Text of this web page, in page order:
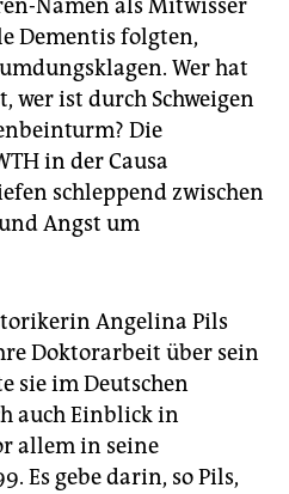
Namen als Mitwisser
Dementis folgten,
Wer hat
wer ist durch Schweigen
Die
in der Causa
schleppend zwischen
Angst um
Angelina Pils
Doktorarbeit über sein
sie im Deutschen
auch Einblick in
allem in seine
Es gebe darin, so Pils,